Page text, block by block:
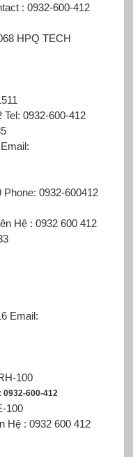
: 0932-600-412
HPQ TECH
0932-600-412
0932-600412
Hệ : 0932 600 412
Email:
100
600-412
100
Hệ : 0932 600 412